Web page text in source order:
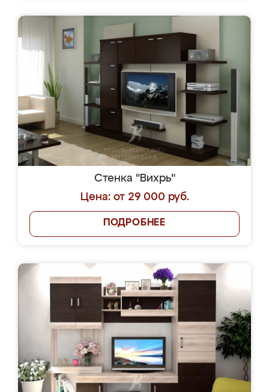
Стенка "Вихрь"
Цена: от 29 000 руб.
ПОДРОБНЕЕ